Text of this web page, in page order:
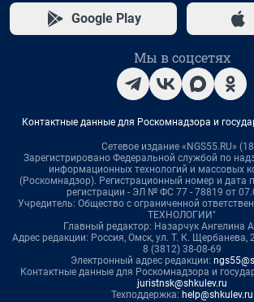
Google Play
Мы в соцсетях
Контактные данные для Роскомнадзора и
Сетевое издание «NGS55.RU»
Зарегистрировано Федеральной службой по
информационных технологий и массовых
(Роскомнадзор). Регистрационный номер и дата
регистрации - ЭЛ № ФС 77 - 78819 от
Учредитель: Общество с ограниченной
ТЕХНОЛОГИИ"
Главный редактор: Назарчук Ангелина
Адрес редакции: Россия, Омск, ул. Т. К. Щербанева,
8 (3812) 38-08-69
Электронный адрес редакции:
Контактные данные для Роскомнадзора и
juristnsk@shkulev.ru
Техподдержка: help@shkulev.ru